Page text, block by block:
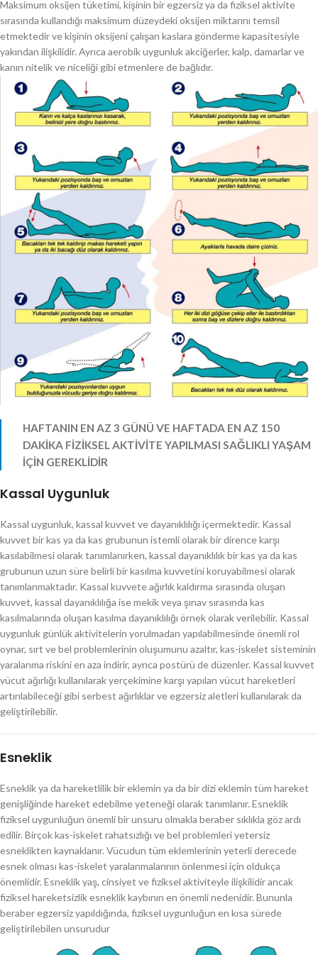
Maksimum oksijen tüketimi, kişinin bir egzersiz ya da fiziksel aktivite
sırasında kullandığı maksimum düzeydeki oksijen miktarını temsil
etmektedir ve kişinin oksijeni çalışan kaslara gönderme kapasitesiyle
yakından ilişkilidir. Ayrıca aerobik uygunluk akciğerler, kalp, damarlar ve
kanın nitelik ve niceliği gibi etmenlere de bağlıdır.
HAFTANIN EN AZ 3 GÜNÜ VE HAFTADA EN AZ 150
DAKİKA FİZİKSEL AKTİVİTE YAPILMASI SAĞLIKLI YAŞAM
İÇİN GEREKLİDİR
Kassal Uygunluk
Kassal uygunluk, kassal kuvvet ve dayanıklılığı içermektedir. Kassal
kuvvet bir kas ya da kas grubunun istemli olarak bir dirence karşı
kasılabilmesi olarak tanımlanırken, kassal dayanıklılık bir kas ya da kas
grubunun uzun süre belirli bir kasılma kuvvetini koruyabilmesi olarak
tanımlanmaktadır. Kassal kuvvete ağırlık kaldırma sırasında oluşan
kuvvet, kassal dayanıklılığa ise mekik veya şınav sırasında kas
kasılmalarında oluşan kasılma dayanıklılığı örnek olarak verilebilir. Kassal
uygunluk günlük aktivitelerin yorulmadan yapılabilmesinde önemli rol
oynar, sırt ve bel problemlerinin oluşumunu azaltır, kas-iskelet sisteminin
yaralanma riskini en aza indirir, ayrıca postürü de düzenler. Kassal kuvvet
vücut ağırlığı kullanılarak yerçekimine karşı yapılan vücut hareketleri
artırılabileceği gibi serbest ağırlıklar ve egzersiz aletleri kullanılarak da
geliştirilebilir.
Esneklik
Esneklik ya da hareketlilik bir eklemin ya da bir dizi eklemin tüm hareket
genişliğinde hareket edebilme yeteneği olarak tanımlanır. Esneklik
fiziksel uygunluğun önemli bir unsuru olmakla beraber sıklıkla göz ardı
edilir. Birçok kas-iskelet rahatsızlığı ve bel problemleri yetersiz
esneklikten kaynaklanır. Vücudun tüm eklemlerinin yeterli derecede
esnek olması kas-iskelet yaralanmalarının önlenmesi için oldukça
önemlidir. Esneklik yaş, cinsiyet ve fiziksel aktiviteyle ilişkilidir ancak
fiziksel hareketsizlik esneklik kaybının en önemli nedenidir. Bununla
beraber egzersiz yapıldığında, fiziksel uygunluğun en kısa sürede
geliştirilebilen unsurudur